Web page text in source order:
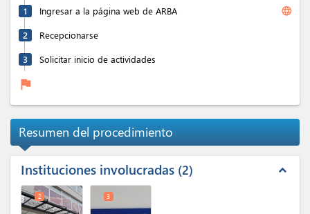
1 Ingresar a la página web de ARBA language
2 Recepcionarse
3 Solicitar inicio de actividades
flag
Resumen del procedimiento
Instituciones involucradas 2 expand_less
2 3